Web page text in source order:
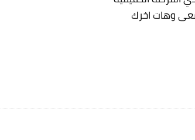
وهات اخرك